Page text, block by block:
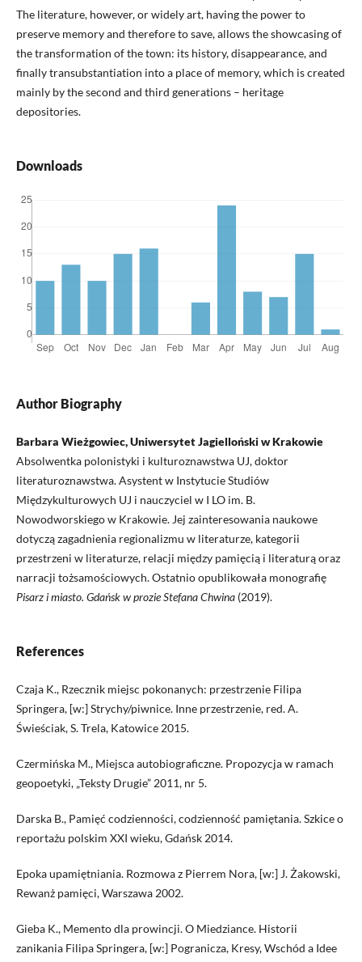
The literature, however, or widely art, having the power to
preserve memory and therefore to save, allows the showcasing of
the transformation of the town: its history, disappearance, and
finally transubstantiation into a place of memory, which is created
mainly by the second and third generations – heritage
depositories.
Downloads
Author Biography
Barbara Wieżgowiec, Uniwersytet Jagielloński w Krakowie
Absolwentka polonistyki i kulturoznawstwa UJ, doktor
literaturoznawstwa. Asystent w Instytucie Studiów
Międzykulturowych UJ i nauczyciel w I LO im. B.
Nowodworskiego w Krakowie. Jej zainteresowania naukowe
dotyczą zagadnienia regionalizmu w literaturze, kategorii
przestrzeni w literaturze, relacji między pamięcią i literaturą oraz
narracji tożsamościowych. Ostatnio opublikowała monografię
Pisarz i miasto. Gdańsk w prozie Stefana Chwina(2019).
References
Czaja K., Rzecznik miejsc pokonanych: przestrzenie Filipa
Springera, [w:] Strychy/piwnice. Inne przestrzenie, red. A.
Świeściak, S. Trela, Katowice 2015.
Czermińska M., Miejsca autobiograficzne. Propozycja w ramach
geopoetyki, „Teksty Drugie” 2011, nr 5.
Darska B., Pamięć codzienności, codzienność pamiętania. Szkice o
reportażu polskim XXI wieku, Gdańsk 2014.
Epoka upamiętniania. Rozmowa z Pierrem Nora, [w:] J. Żakowski,
Rewanż pamięci, Warszawa 2002.
Gieba K., Memento dla prowincji. O Miedziance. Historii
zanikania Filipa Springera, [w:] Pogranicza, Kresy, Wschód a Idee